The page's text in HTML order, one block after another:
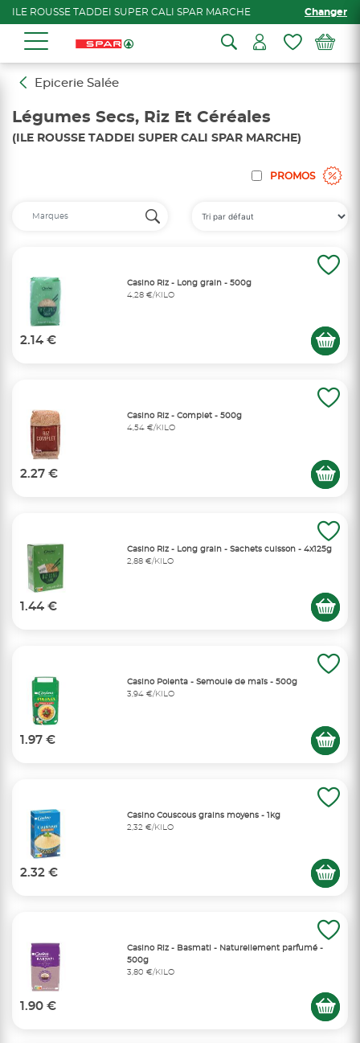
ILE ROUSSE TADDEI SUPER CALI SPAR MARCHE Changer
Epicerie Salée
Légumes Secs, Riz Et Céréales
(ILE ROUSSE TADDEI SUPER CALI SPAR MARCHE)
PROMOS
Casino Riz - Long grain - 500g
4,28 €/KILO
2.14 €
Casino Riz - Complet - 500g
4,54 €/KILO
2.27 €
Casino Riz - Long grain - Sachets cuisson - 4x125g
2,88 €/KILO
1.44 €
Casino Polenta - Semoule de maïs - 500g
3,94 €/KILO
1.97 €
Casino Couscous grains moyens - 1kg
2,32 €/KILO
2.32 €
Casino Riz - Basmati - Naturellement parfumé -
500g
3,80 €/KILO
1.90 €